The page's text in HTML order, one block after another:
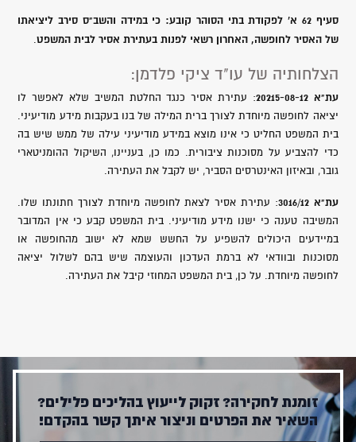
סעיף 62 א' לפקודת בתי הסוהר קובע: כי במידה והשב"ס סירב ליציאתו
של האסיר לחופשה, האחרון רשאי לפנות בעתירת אסיר לבית המשפט.
הצלחותיה של עו"ד ציקי פלדמן:
עת"א 20215-08-12
: עתירת אסיר כנגד החלטת המשיב שלא לאפשר לו
יציאה לחופשה מיוחדת לצורך ברית המילה של בנו בעקבות מידע מודיעיני.
בית המשפט החליט כי אינו מוצא במידע מודיעיני עילה של ממש שיש בה
כדי להצביע על מסוכנות ציבורית. כמו כן, בעניינו, השיקול ההומניטארי
גובר, ובאיזון האינטרסים הסביר, יש לקבל את העתירה.
עת"א 3016/12
: עתירת אסיר לצאת לחופשה מיוחדת לצורך חתונתו שלו.
המשיבה טענה כי ישנו מידע מודיעיני. בית המשפט קבע כי אין המדובר
במיידעים היכולים להשפיע על החשש שמא לא ישוב מהחופשה או
מסוכנות ובוודאי לא ברמת העדכון והעוצמה שיש בהם לשלול יציאה
לחופשה מיוחדת. על כן, בית המשפט המחוזי קיבל את העתירה.
זומנת לחקירה? זקוק לייעוץ בהליכים פלילים?
השאיר את הפרטים וניצור איתך קשר בהקדם!